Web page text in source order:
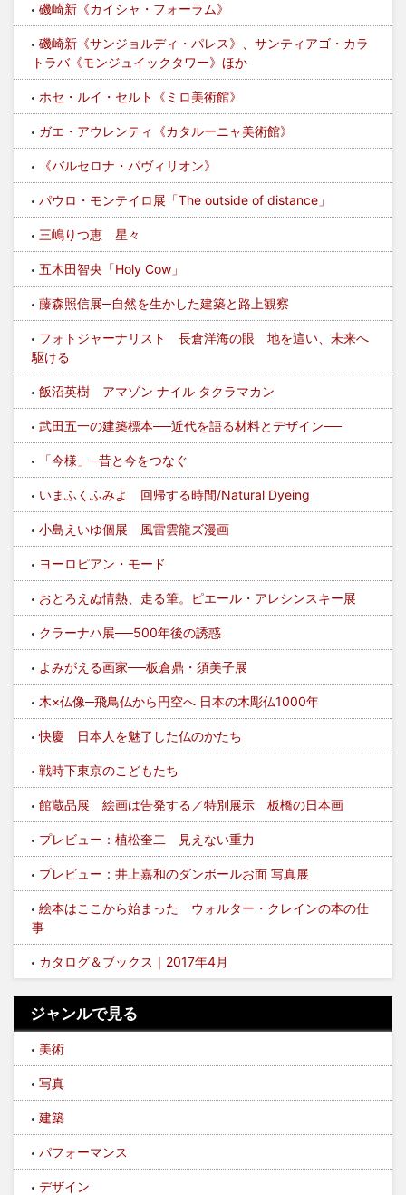
磯崎新《カイシャ・フォーラム》
磯崎新《サンジョルディ・パレス》、サンティアゴ・カラ
トラバ《モンジュイックタワー》ほか
ホセ・ルイ・セルト《ミロ美術館》
ガエ・アウレンティ《カタルーニャ美術館》
《バルセロナ・パヴィリオン》
パウロ・モンテイロ展「The outside of distance」
三嶋りつ恵 星々
五木田智央「Holy Cow」
藤森照信展─自然を生かした建築と路上観察
フォトジャーナリスト 長倉洋海の眼 地を這い、未来へ
駆ける
飯沼英樹 アマゾン ナイル タクラマカン
武田五一の建築標本──近代を語る材料とデザイン──
「今様」─昔と今をつなぐ
いまふくふみよ 回帰する時間/Natural Dyeing
小島えいゆ個展 風雷雲龍ズ漫画
ヨーロピアン・モード
おとろえぬ情熱、走る筆。ピエール・アレシンスキー展
クラーナハ展──500年後の誘惑
よみがえる画家──板倉鼎・須美子展
木×仏像─飛鳥仏から円空へ 日本の木彫仏1000年
快慶 日本人を魅了した仏のかたち
戦時下東京のこどもたち
館蔵品展 絵画は告発する／特別展示 板橋の日本画
プレビュー：植松奎二 見えない重力
プレビュー：井上嘉和のダンボールお面 写真展
絵本はここから始まった ウォルター・クレインの本の仕
事
カタログ＆ブックス｜2017年4月
ジャンルで見る
美術
写真
建築
パフォーマンス
デザイン